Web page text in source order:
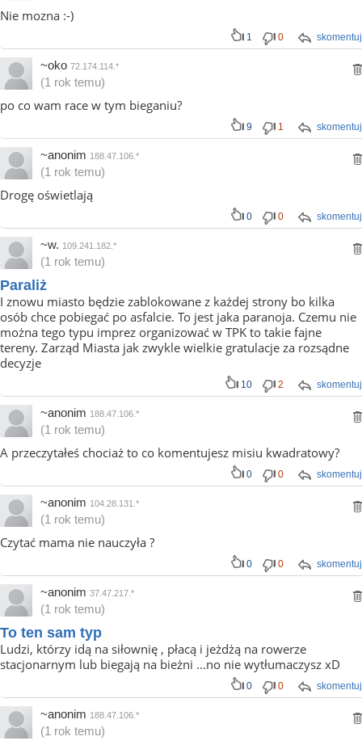
Nie mozna :-)
skomentuj
1 0
~oko 72.174.114.*
(1 rok temu)
po co wam race w tym bieganiu?
skomentuj
9 1
~anonim 188.47.106.*
(1 rok temu)
Drogę oświetlają
skomentuj
0 0
~w. 109.241.182.*
(1 rok temu)
Paraliż
I znowu miasto będzie zablokowane z każdej strony bo kilka
osób chce pobiegać po asfalcie. To jest jaka paranoja. Czemu nie
można tego typu imprez organizować w TPK to takie fajne
tereny. Zarząd Miasta jak zwykle wielkie gratulacje za rozsądne
decyzje
skomentuj
10 2
~anonim 188.47.106.*
(1 rok temu)
A przeczytałeś chociaż to co komentujesz misiu kwadratowy?
skomentuj
0 0
~anonim 104.28.131.*
(1 rok temu)
Czytać mama nie nauczyła ?
skomentuj
0 0
~anonim 37.47.217.*
(1 rok temu)
To ten sam typ
Ludzi, którzy idą na siłownię , płacą i jeżdżą na rowerze
stacjonarnym lub biegają na bieżni ...no nie wytłumaczysz xD
skomentuj
0 0
~anonim 188.47.106.*
(1 rok temu)